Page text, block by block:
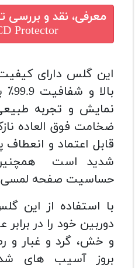
معرفی، نقد و
Protector
این گلس دارای
نمایش و تجربه
قابل اعتماد و انعطاف
شدید است همچنین
حساسیت صفحه
با استفاده از این
دوربین خود را در
و خش، گرد و غبار و
بروز آسیب های